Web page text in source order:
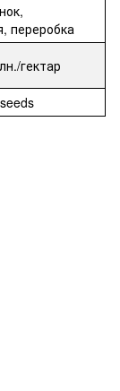
переробка
гектар